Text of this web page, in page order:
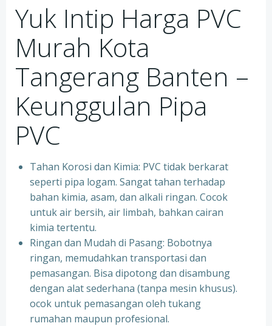
Yuk Intip Harga PVC
Murah Kota
Tangerang Banten –
Keunggulan Pipa
PVC
Tahan Korosi dan Kimia: PVC tidak berkarat
seperti pipa logam. Sangat tahan terhadap
bahan kimia, asam, dan alkali ringan. Cocok
untuk air bersih, air limbah, bahkan cairan
kimia tertentu.
Ringan dan Mudah di Pasang: Bobotnya
ringan, memudahkan transportasi dan
pemasangan. Bisa dipotong dan disambung
dengan alat sederhana (tanpa mesin khusus).
ocok untuk pemasangan oleh tukang
rumahan maupun profesional.